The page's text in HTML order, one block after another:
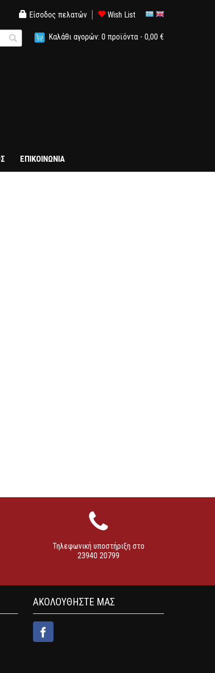
Είσοδος πελατών Wish List
Καλάθι αγορών: 0 προϊόντα - 0,00 €
ΕΠΙΚΟΙΝΩΝΙΑ
Τηλεφωνική υποστήριξη στο
23940 20799
ΑΚΟΛΟΥΘΗΣΤΕ ΜΑΣ